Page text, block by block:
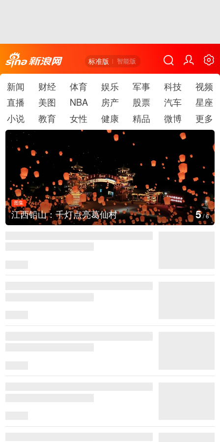
标准版 智能版
新闻 财经 体育 娱乐 军事 科技
视频
直播
美图 NBA 房产 股票 汽车
星座
小说
教育 女性 健康 精品 微博 更多
图集
江西铅山：千灯点亮葛仙村 5/6